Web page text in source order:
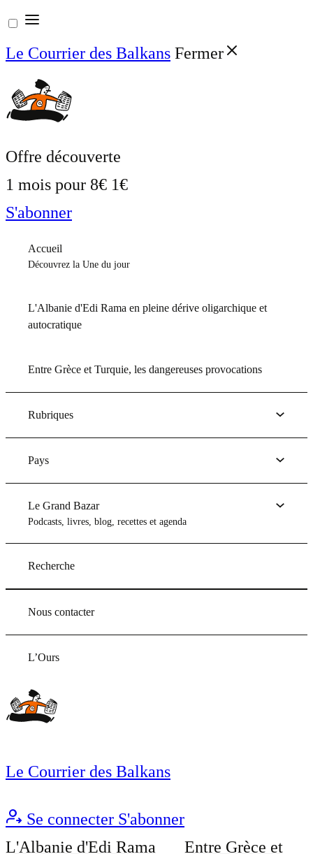
Aller
au
contenu
Le Courrier des Balkans Fermer
Offre découverte
1 mois pour 8€ 1€
S'abonner
Accueil
Découvrez la Une du jour
L'Albanie d'Edi Rama en pleine dérive oligarchique et
autocratique
Entre Grèce et Turquie, les dangereuses provocations
Rubriques
Pays
Le Grand Bazar
Podcasts, livres, blog, recettes et agenda
Recherche
Nous contacter
L’Ours
Le Courrier des Balkans
Se connecter S'abonner
L'Albanie d'Edi Rama
Entre Grèce et